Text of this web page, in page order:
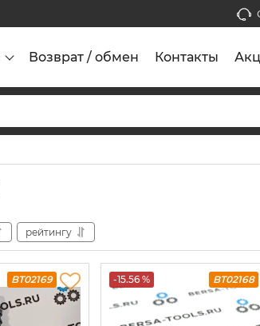
Возврат / обмен Контакты
рейтингу
BT02169 -15.56 % BT02168